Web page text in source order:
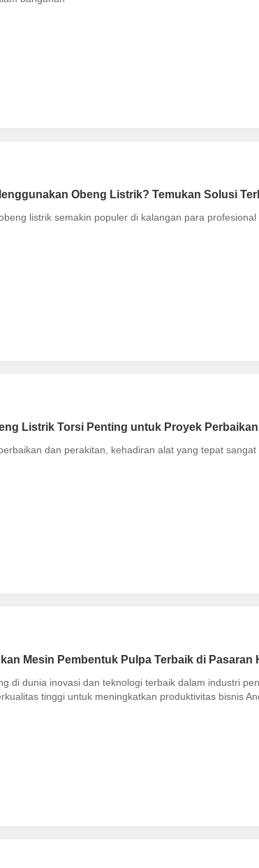
Obeng Listrik? Temukan Solusi
listrik semakin populer di kalangan para
Listrik Torsi Penting untuk Proyek
dan perakitan, kehadiran alat yang tepat
Mesin Pembentuk Pulpa Terbaik di Pasaran
di dunia inovasi dan teknologi terbaik dalam industri
tinggi untuk meningkatkan produktivitas bisnis